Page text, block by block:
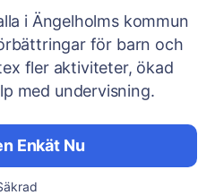
i Ängelholms kommun
för barn och
fler aktiviteter, ökad
med undervisning.
Enkät Nu